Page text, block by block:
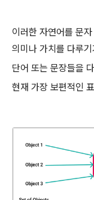
이러한 자연어를 문
의미나 가치를 다루
단어 또는 문장들을
현재 가장 보편적인